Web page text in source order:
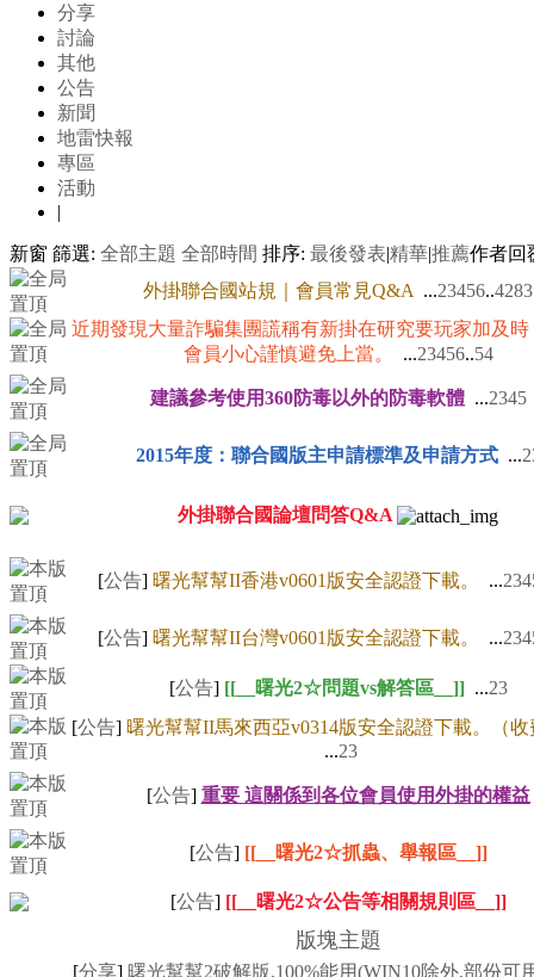
分享
討論
其他
公告
新聞
地雷快報
專區
活動
|
新窗 篩選: 全部主題 全部時間 排序: 最後發表|精華|推薦作者回
外掛聯合國站規｜會員常見Q&A ...23456..4283
近期發現大量詐騙集團謊稱有新掛在研究要玩家加及時
會員小心謹慎避免上當。
...23456..54
建議參考使用360防毒以外的防毒軟體 ...2345
2015年度：聯合國版主申請標準及申請方式 ...2
外掛聯合國論壇問答Q&A
[公告] 曙光幫幫II香港v0601版安全認證下載。 ...234
[公告] 曙光幫幫II台灣v0601版安全認證下載。 ...234
[公告] [[__曙光2☆問題vs解答區__]] ...23
[公告] 曙光幫幫II馬來西亞v0314版安全認證下載。（
...23
[公告] 重要 這關係到各位會員使用外掛的權益
[公告] [[__曙光2☆抓蟲、舉報區__]]
[公告] [[__曙光2☆公告等相關規則區__]]
版塊主題
[分享] 曙光幫幫2破解版,100%能用(WIN10除外,部份可